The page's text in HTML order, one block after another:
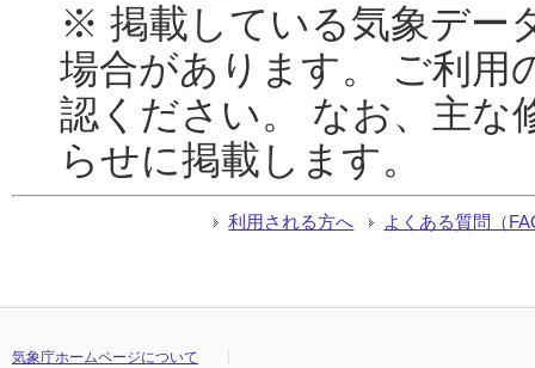
※ 掲載している気象デー
場合があります。 ご利用
認ください。 なお、主な
らせに掲載します。
利用される方へ よくある質問（
気象庁ホームページについて